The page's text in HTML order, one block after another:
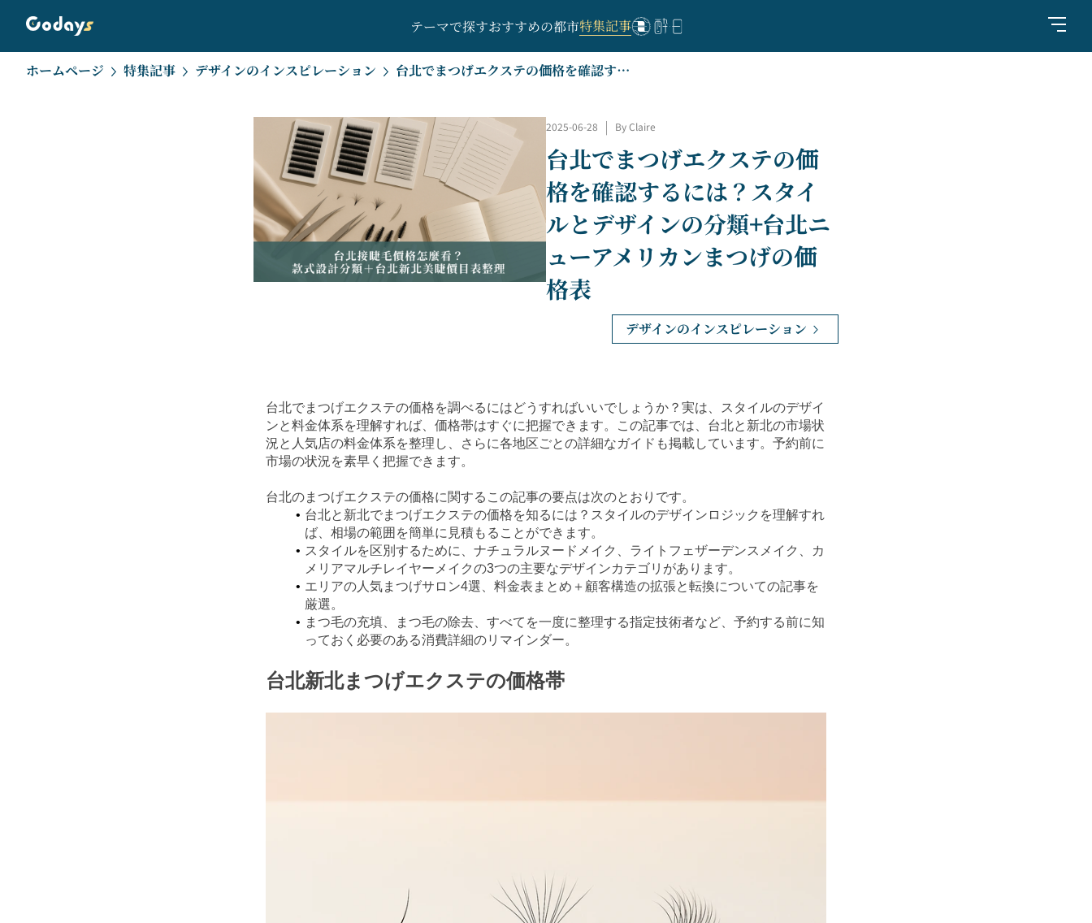
テーマで探すおすすめの都市特集記事
ホームページ 特集記事 デザインのインスピレーション 台北でまつげエクステの価格を確認するには？スタイルとデザインの分類+台北ニューアメリカンまつげの価格表
2025-06-28 By Claire
台北でまつげエクステの価
格を確認するには？スタイ
ルとデザインの分類+台北ニ
ューアメリカンまつげの価
格表
デザインのインスピレーション
台北でまつげエクステの価格を調べるにはどうすればいいでしょうか？実は、スタイルのデザイ
ンと料金体系を理解すれば、価格帯はすぐに把握できます。この記事では、台北と新北の市場状
況と人気店の料金体系を整理し、さらに各地区ごとの詳細なガイドも掲載しています。予約前に
市場の状況を素早く把握できます。
台北のまつげエクステの価格に関するこの記事の要点は次のとおりです。
台北と新北でまつげエクステの価格を知るには？スタイルのデザインロジックを理解すれ
ば、相場の範囲を簡単に見積もることができます。
スタイルを区別するために、ナチュラルヌードメイク、ライトフェザーデンスメイク、カ
メリアマルチレイヤーメイクの3つの主要なデザインカテゴリがあります。
エリアの人気まつげサロン4選、料金表まとめ＋顧客構造の拡張と転換についての記事を
厳選。
まつ毛の充填、まつ毛の除去、すべてを一度に整理する指定技術者など、予約する前に知
っておく必要のある消費詳細のリマインダー。
台北新北まつげエクステの価格帯